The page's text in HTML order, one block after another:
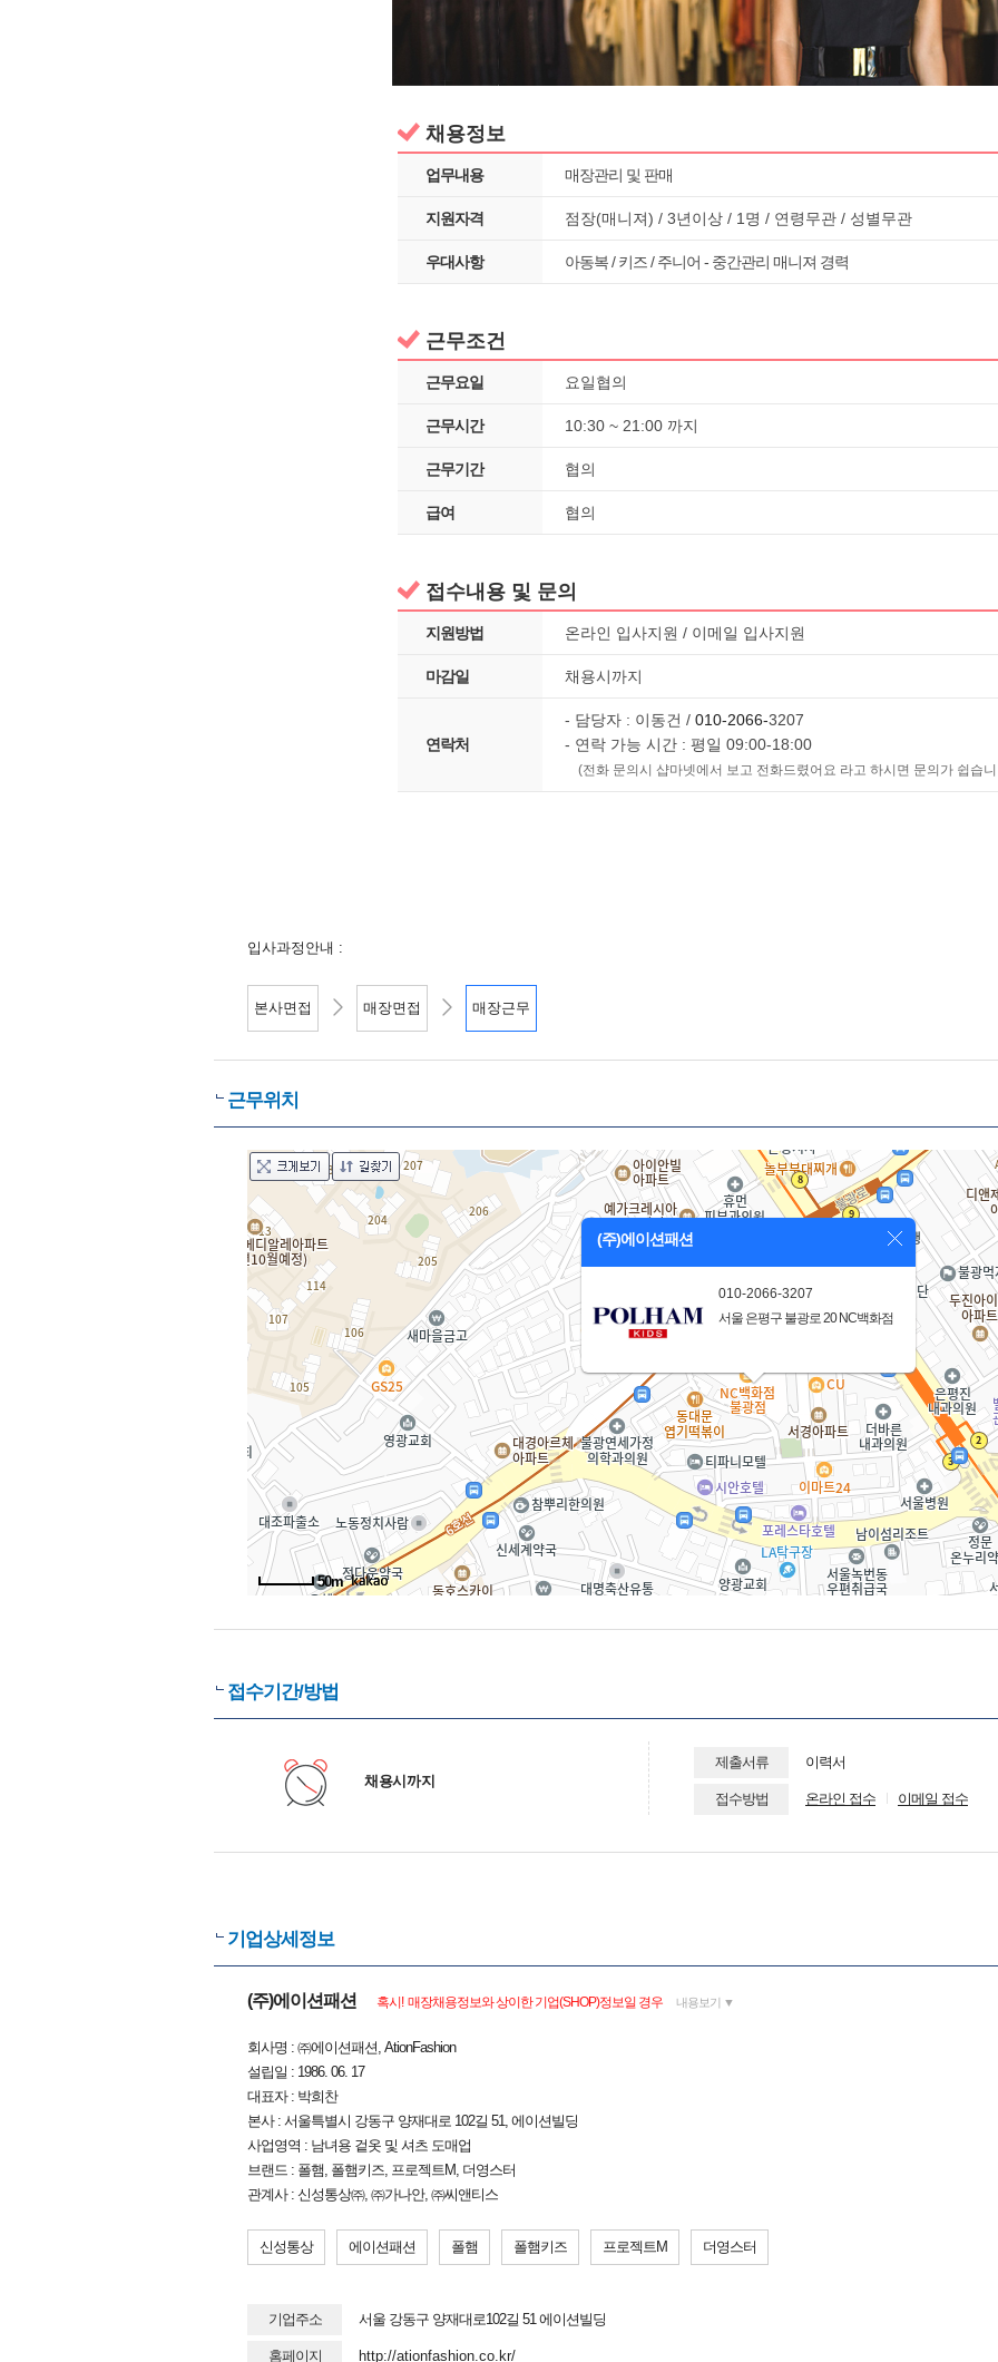
채용정보
업무내용 매장관리 및 판매
지원자격 점장(매니져) / 3년이상 / 1명 / 연령무관 / 성별무관
우대사항 아동복 / 키즈 / 주니어 - 중간관리 매니져 경력
근무조건
근무요일 요일협의
근무시간 10:30 ~ 21:00 까지
근무기간 협의
급여 협의
접수내용 및 문의
지원방법 온라인 입사지원 / 이메일 입사지원
마감일 채용시까지
연락처
- 담당자 : 이동건 / 010-2066-3207
- 연락 가능 시간 : 평일 09:00-18:00
(전화 문의시 샵마넷에서 보고 전화드렸어요 라고 하시면 문의가 쉽습
입사과정안내 :
본사면접 매장면접 매장근무
근무위치
(주)에이션패션
010-2066-3207
서울 은평구 불광로 20 NC백화점
50m
접수기간/방법
채용시까지
제출서류 이력서
접수방법 온라인 접수 이메일 접수
기업상세정보
(주)에이션패션 혹시! 매장채용정보와 상이한 기업(SHOP)정보일 경우 내용보기 ▼
회사명 : ㈜에이션패션, AtionFashion
설립일 : 1986. 06. 17
대표자 : 박희찬
본사 : 서울특별시 강동구 양재대로 102길 51, 에이션빌딩
사업영역 : 남녀용 겉옷 및 셔츠 도매업
브랜드 : 폴햄, 폴햄키즈, 프로젝트M, 더영스터
관계사 : 신성통상㈜, ㈜가나안, ㈜씨앤티스
신성통상 에이션패션 폴햄 폴햄키즈 프로젝트M 더영스터
기업주소 서울 강동구 양재대로102길 51 에이션빌딩
홈페이지 http://ationfashion.co.kr/